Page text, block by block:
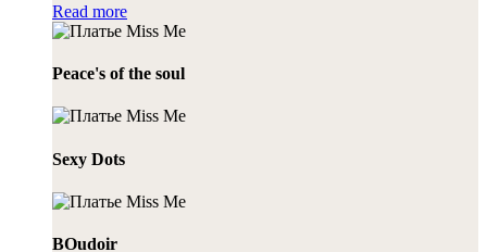
Read more
Peace's of the soul
Sexy Dots
BOudoir